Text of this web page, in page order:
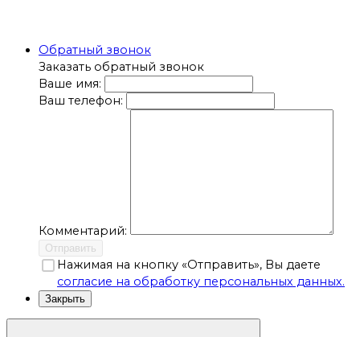
Обратный звонок
Заказать обратный звонок
Ваше имя:
Ваш телефон:
Комментарий:
Отправить
Нажимая на кнопку «Отправить», Вы даете
согласие на обработку персональных данных.
Закрыть